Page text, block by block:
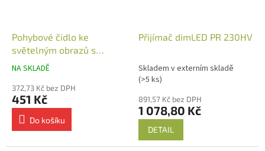
Pohybové čidlo ke
světelným obrazů s
dosahem 2 m
NA SKLADĚ
372,73 Kč bez DPH
451 Kč
Do košíku
Přijímač dimLED PR 230HV
Skladem v externím skladě
(>5 ks)
891,57 Kč bez DPH
1 078,80 Kč
DETAIL